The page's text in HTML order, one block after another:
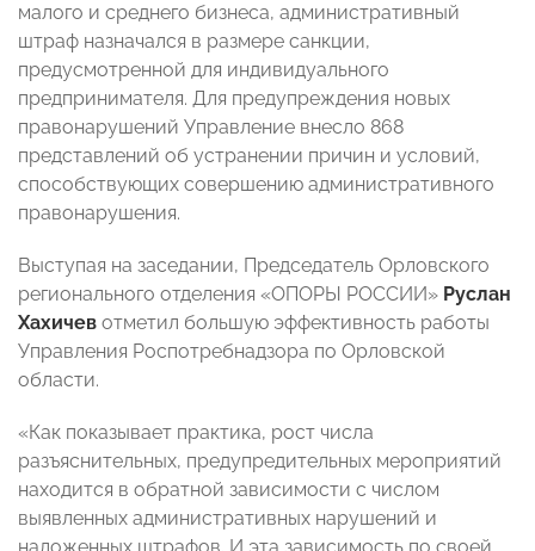
малого и среднего бизнеса, административный
штраф назначался в размере санкции,
предусмотренной для индивидуального
предпринимателя. Для предупреждения новых
правонарушений Управление внесло 868
представлений об устранении причин и условий,
способствующих совершению административного
правонарушения.
Выступая на заседании, Председатель Орловского
регионального отделения «ОПОРЫ РОССИИ» Руслан
Хахичев отметил большую эффективность работы
Управления Роспотребнадзора по Орловской
области.
«Как показывает практика, рост числа
разъяснительных, предупредительных мероприятий
находится в обратной зависимости с числом
выявленных административных нарушений и